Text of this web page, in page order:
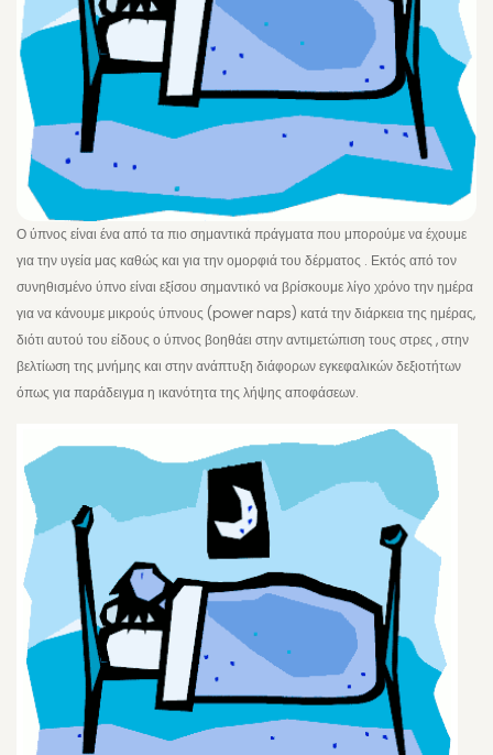
Ο ύπνος είναι ένα από τα πιο σημαντικά πράγματα που μπορούμε να έχουμε
για την υγεία μας καθώς και για την ομορφιά του δέρματος . Εκτός από τον
συνηθισμένο ύπνο είναι εξίσου σημαντικό να βρίσκουμε λίγο χρόνο την ημέρα
για να κάνουμε μικρούς ύπνους (power naps) κατά την διάρκεια της ημέρας,
διότι αυτού του είδους ο ύπνος βοηθάει στην αντιμετώπιση τους στρες , στην
βελτίωση της μνήμης και στην ανάπτυξη διάφορων εγκεφαλικών δεξιοτήτων
όπως για παράδειγμα η ικανότητα της λήψης αποφάσεων.